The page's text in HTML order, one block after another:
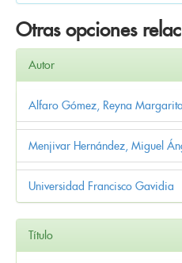
Otras opciones
Autor
Alfaro Gómez, Reyna Margarita
Menjivar Hernández, Miguel
Universidad Francisco Gavidia
Título